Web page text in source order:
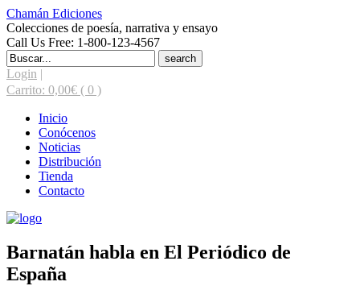
Chamán Ediciones
Colecciones de poesía, narrativa y ensayo
Call Us Free: 1-800-123-4567
Search
for:
Login |
Carrito: 0,00€ ( 0 )
Inicio
Conócenos
Noticias
Distribución
Tienda
Contacto
Barnatán habla en El Periódico de
España